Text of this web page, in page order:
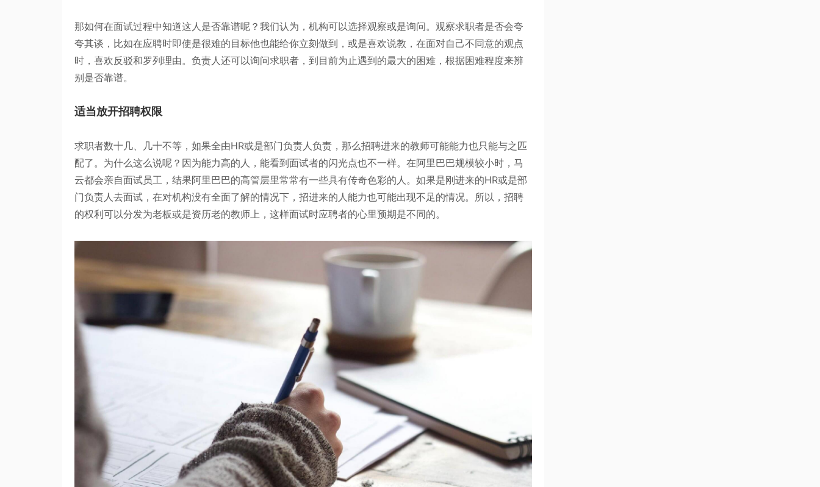
那如何在面试过程中知道这人是否靠谱呢？我们认为，机构可以选择观察或是询问。观察求职者是否会夸
夸其谈，比如在应聘时即使是很难的目标他也能给你立刻做到，或是喜欢说教，在面对自己不同意的观点
时，喜欢反驳和罗列理由。负责人还可以询问求职者，到目前为止遇到的最大的困难，根据困难程度来辨
别是否靠谱。
适当放开招聘权限
求职者数十几、几十不等，如果全由HR或是部门负责人负责，那么招聘进来的教师可能能力也只能与之匹
配了。为什么这么说呢？因为能力高的人，能看到面试者的闪光点也不一样。在阿里巴巴规模较小时，马
云都会亲自面试员工，结果阿里巴巴的高管层里常常有一些具有传奇色彩的人。如果是刚进来的HR或是部
门负责人去面试，在对机构没有全面了解的情况下，招进来的人能力也可能出现不足的情况。所以，招聘
的权利可以分发为老板或是资历老的教师上，这样面试时应聘者的心里预期是不同的。